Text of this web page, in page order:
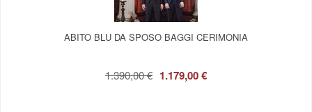
ABITO BLU DA SPOSO BAGGI CERIMONIA
1.390,00 € 1.179,00 €